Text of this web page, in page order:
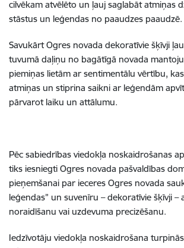
cilvēkam atvēlēto un ļauj saglabāt atmiņas
stāstus un leģendas no paaudzes paaudzē.
Savukārt Ogres novada dekoratīvie šķīvji
tuvumā daļiņu no bagātīgā novada
piemiņas lietām ar sentimentālu vērtību,
atmiņas un stiprina saikni ar leģendām
pārvarot laiku un attālumu.
Pēc sabiedrības viedokļa noskaidrošanas
tiks iesniegti Ogres novada pašvaldības
pieņemšanai par ieceres Ogres novada
leģendas” un suvenīru – dekoratīvie šķīvji –
noraidīšanu vai uzdevuma precizēšanu.
Iedzīvotāju viedokļa noskaidrošana turpinās